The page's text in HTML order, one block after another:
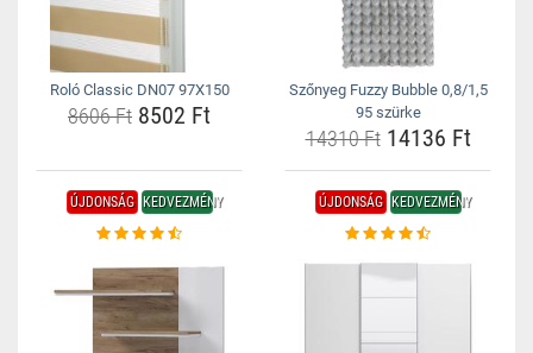
Roló Classic DN07 97X150
8606 Ft 8502 Ft
Szőnyeg Fuzzy Bubble 0,8/1,5
95 szürke
14310 Ft14136 Ft
ÚJDONSÁG KEDVEZMÉNY ÚJDONSÁG KEDVEZMÉNY